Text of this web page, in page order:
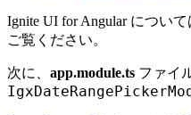
Ignite UI for Angular について
ご覧ください。
次に、 app.module.ts ファイ